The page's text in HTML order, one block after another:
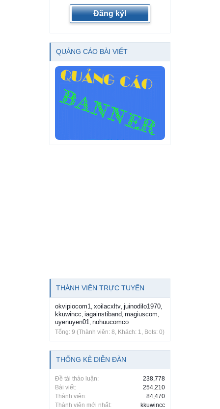
Đăng ký!
QUẢNG CÁO BÀI VIẾT
THÀNH VIÊN TRỰC TUYẾN
okvipiocom1 xoilacxltv juinodilo1970
kkuwincc iagainstiband magiuscom
uyenuyen01 nohuucomco
Tổng: 9 (Thành viên: 8, Khách: 1, Bots: 0)
THỐNG KÊ DIỄN ĐÀN
Đề tài thảo luận:
238,778
Bài viết:
254,210
Thành viên:
84,470
Thành viên mới nhất:
kkuwincc